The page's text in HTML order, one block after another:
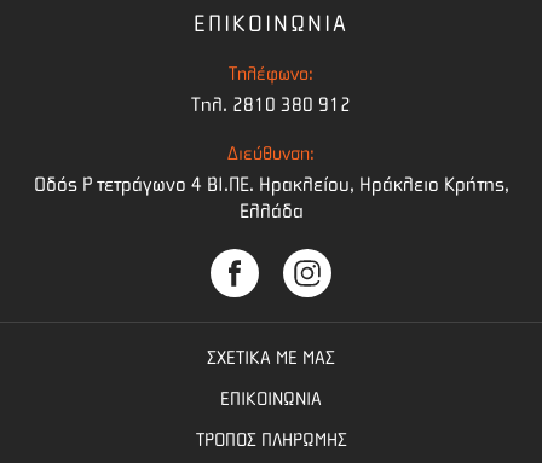
ΕΠΙΚΟΙΝΩΝΙΑ
Τηλέφωνο:
Τηλ. 2810 380 912
Διεύθυνση:
Οδός Ρ τετράγωνο 4 BI.ΠΕ. Ηρακλείου, Ηράκλειο Κρήτης,
Ελλάδα
ΣΧΕΤΙΚΑ ΜΕ ΜΑΣ
ΕΠΙΚΟΙΝΩΝΙΑ
ΤΡΟΠΟΣ ΠΛΗΡΩΜΗΣ